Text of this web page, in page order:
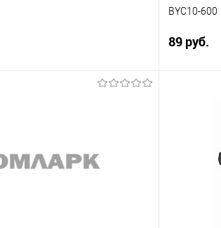
Недоступно
BYC10-600
89 руб.
В